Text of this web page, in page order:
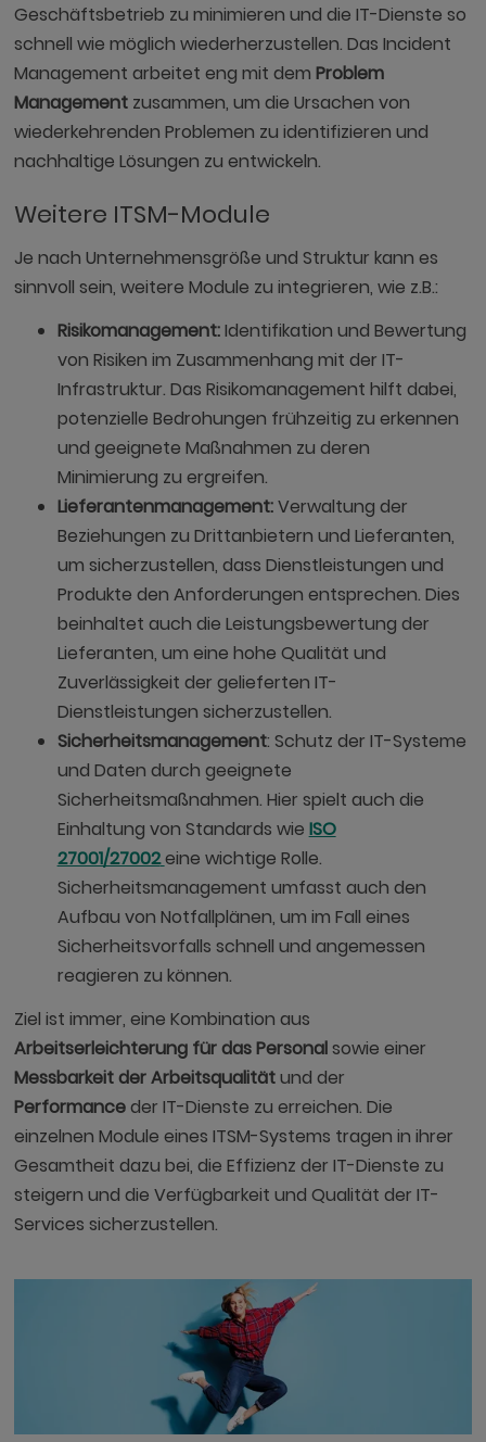
Geschäftsbetrieb zu minimieren und die IT-Dienste so
schnell wie möglich wiederherzustellen. Das Incident
Management arbeitet eng mit dem Problem
Managementzusammen, um die Ursachen von
wiederkehrenden Problemen zu identifizieren und
nachhaltige Lösungen zu entwickeln.
Weitere ITSM-Module
Je nach Unternehmensgröße und Struktur kann es
sinnvoll sein, weitere Module zu integrieren, wie z.B.:
Risikomanagement:Identifikation und Bewertung
von Risiken im Zusammenhang mit der IT-
Infrastruktur. Das Risikomanagement hilft dabei,
potenzielle Bedrohungen frühzeitig zu erkennen
und geeignete Maßnahmen zu deren
Minimierung zu ergreifen.
Lieferantenmanagement:Verwaltung der
Beziehungen zu Drittanbietern und Lieferanten,
um sicherzustellen, dass Dienstleistungen und
Produkte den Anforderungen entsprechen. Dies
beinhaltet auch die Leistungsbewertung der
Lieferanten, um eine hohe Qualität und
Zuverlässigkeit der gelieferten IT-
Dienstleistungen sicherzustellen.
Sicherheitsmanagement: Schutz der IT-Systeme
und Daten durch geeignete
Sicherheitsmaßnahmen. Hier spielt auch die
Einhaltung von Standards wie ISO
27001/27002eine wichtige Rolle.
Sicherheitsmanagement umfasst auch den
Aufbau von Notfallplänen, um im Fall eines
Sicherheitsvorfalls schnell und angemessen
reagieren zu können.
Ziel ist immer, eine Kombination aus
Arbeitserleichterung für das Personalsowie einer
Messbarkeit der Arbeitsqualitätund der
Performanceder IT-Dienste zu erreichen. Die
einzelnen Module eines ITSM-Systems tragen in ihrer
Gesamtheit dazu bei, die Effizienz der IT-Dienste zu
steigern und die Verfügbarkeit und Qualität der IT-
Services sicherzustellen.